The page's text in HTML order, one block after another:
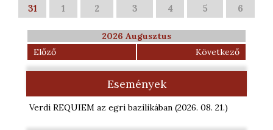
31
1 2 3 4 5 6
2026 Augusztus
Előző
Következő
Események
Verdi REQUIEM az egri bazilikában (2026. 08. 21.)